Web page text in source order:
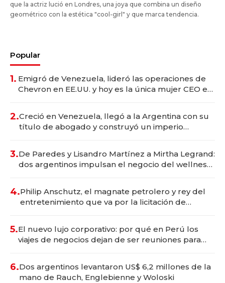
que la actriz lució en Londres, una joya que combina un diseño
geométrico con la estética "cool-girl" y que marca tendencia.
Popular
1. Emigró de Venezuela, lideró las operaciones de
Chevron en EE.UU. y hoy es la única mujer CEO en
2.Creció en Venezuela, llegó a la Argentina con su
título de abogado y construyó un imperio
3.De Paredes y Lisandro Martínez a Mirtha Legrand:
dos argentinos impulsan el negocio del wellness
4.Philip Anschutz, el magnate petrolero y rey del
entretenimiento que va por la licitación de
5.El nuevo lujo corporativo: por qué en Perú los
viajes de negocios dejan de ser reuniones para
6.Dos argentinos levantaron US$ 6,2 millones de la
mano de Rauch, Englebienne y Woloski